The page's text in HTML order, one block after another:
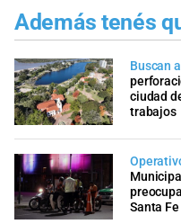
Además tenés
Buscan
ciudad
trabajos
Santa Fe